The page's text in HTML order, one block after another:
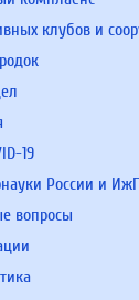
клубов и
19
России и
вопросы